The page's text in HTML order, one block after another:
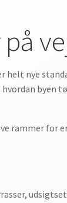
helt nye
hvordan byen
rammer for